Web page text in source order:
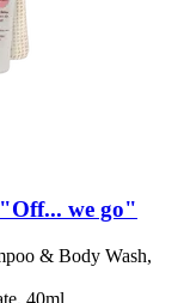
we go"
& Body Wash,